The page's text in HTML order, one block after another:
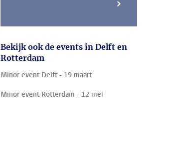
Bekijk ook de events in Delft en
Rotterdam
Minor event Delft - 19 maart
Minor event Rotterdam - 12 mei